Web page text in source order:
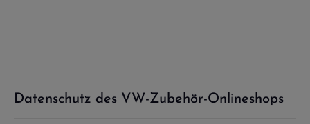
Datenschutz des VW-Zubehör-Onlineshops